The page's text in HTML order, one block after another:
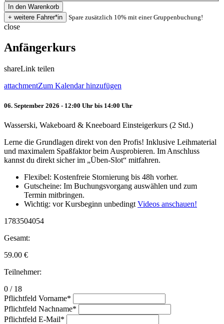
Spare zusätzlich 10% mit einer Gruppenbuchung!
close
Anfängerkurs
shareLink teilen
attachmentZum Kalendar hinzufügen
06. September 2026 - 12:00 Uhr bis 14:00 Uhr
Wasserski, Wakeboard & Kneeboard Einsteigerkurs (2 Std.)
Lerne die Grundlagen direkt von den Profis! Inklusive Leihmaterial
und maximalem Spaßfaktor beim Ausprobieren. Im Anschluss
kannst du direkt sicher im „Üben-Slot“ mitfahren.
Flexibel: Kostenfreie Stornierung bis 48h vorher.
Gutscheine: Im Buchungsvorgang auswählen und zum
Termin mitbringen.
Wichtig: vor Kursbeginn unbedingt Videos anschauen!
1783504054
Gesamt:
59.00 €
Teilnehmer:
0 / 18
Pflichtfeld Vorname*
Pflichtfeld Nachname*
Pflichtfeld E-Mail*